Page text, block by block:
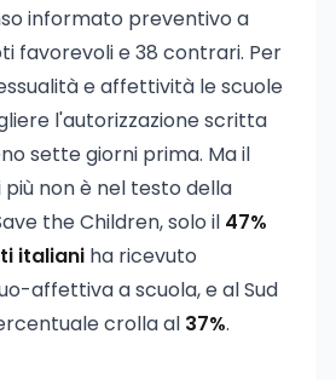
informato preventivo a
favorevoli e 38 contrari. Per
e affettività le scuole
l'autorizzazione scritta
sette giorni prima. Ma il
non è nel testo della
the Children, solo il 47%
italiani ha ricevuto
affettiva a scuola, e al Sud
crolla al 37%.